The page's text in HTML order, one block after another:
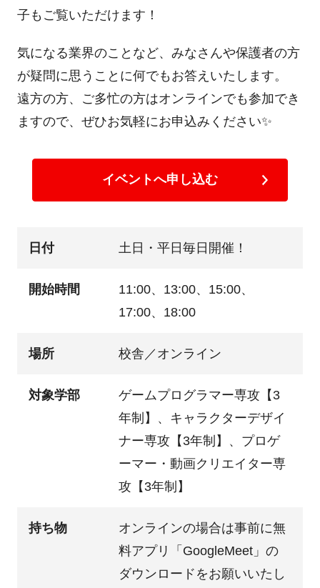
子もご覧いただけます！
気になる業界のことなど、みなさんや保護者の方
が疑問に思うことに何でもお答えいたします。
遠方の方、ご多忙の方はオンラインでも参加でき
ますので、ぜひお気軽にお申込みください✨️
イベントへ申し込む
日付 土日・平日毎日開催！
開始時間
11:00、13:00、15:00、
17:00、18:00
場所 校舎／オンライン
対象学部
ゲームプログラマー専攻【3
年制】、キャラクターデザイ
ナー専攻【3年制】、プロゲ
ーマー・動画クリエイター専
攻【3年制】
持ち物
オンラインの場合は事前に無
料アプリ
「GoogleMeet」 の
ダウンロードをお願いいたし